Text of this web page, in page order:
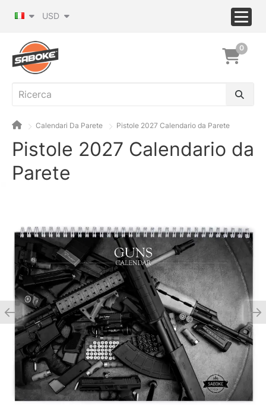
USD
0
Calendari Da Parete Pistole 2027 Calendario da Parete
Pistole 2027 Calendario da
Parete